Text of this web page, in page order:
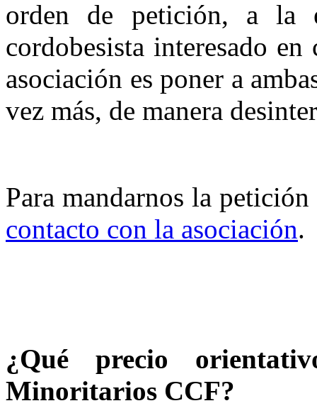
orden de petición, a la
cordobesista interesado
asociación es poner a
vez más, de manera
Para mandarnos la
contacto con la asociación.
¿Qué precio
Minoritarios CCF?